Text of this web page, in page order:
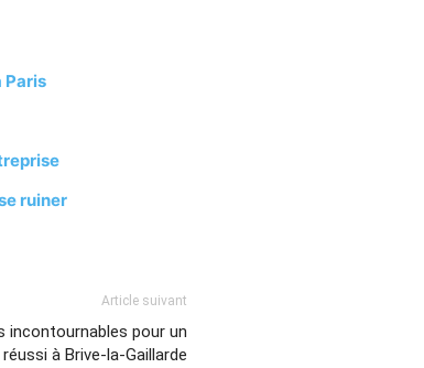
Paris
ruiner
Article suivant
incontournables pour un
à Brive-la-Gaillarde